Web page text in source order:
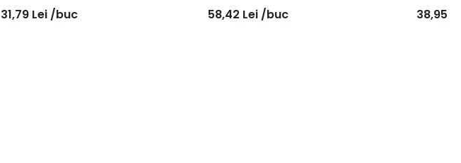
31,79 Lei /buc 58,42 Lei /buc 38,95